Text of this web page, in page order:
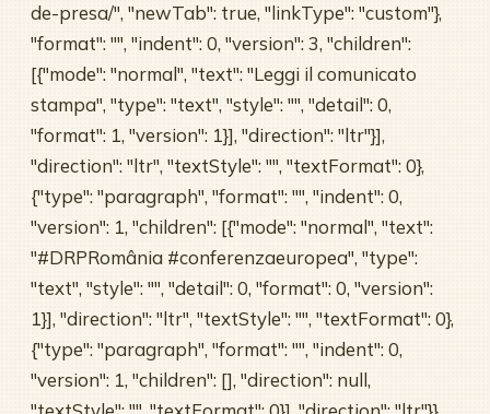
de-presa/", "newTab": true, "linkType": "custom"},
"format": "", "indent": 0, "version": 3, "children":
[{"mode": "normal", "text": "Leggi il comunicato
stampa", "type": "text", "style": "", "detail": 0,
"format": 1, "version": 1}], "direction": "ltr"}],
"direction": "ltr", "textStyle": "", "textFormat": 0},
{"type": "paragraph", "format": "", "indent": 0,
"version": 1, "children": [{"mode": "normal", "text":
"#DRPRomânia #conferenzaeuropea", "type":
"text", "style": "", "detail": 0, "format": 0, "version":
1}], "direction": "ltr", "textStyle": "", "textFormat": 0},
{"type": "paragraph", "format": "", "indent": 0,
"version": 1, "children": [], "direction": null,